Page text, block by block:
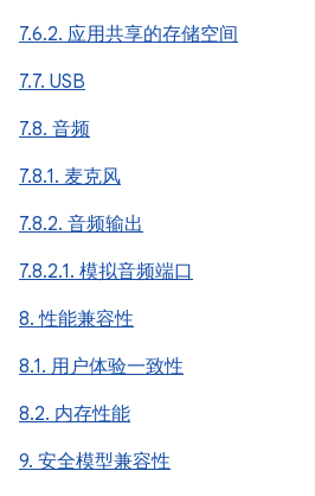
7.6.2. 应用共享的存储空间
7.7. USB
7.8. 音频
7.8.1. 麦克风
7.8.2. 音频输出
7.8.2.1. 模拟音频端口
8. 性能兼容性
8.1. 用户体验一致性
8.2. 内存性能
9. 安全模型兼容性